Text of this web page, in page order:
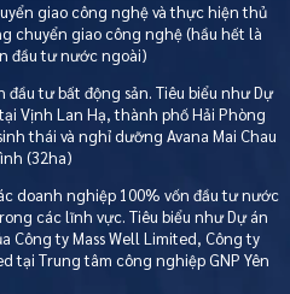
giao công nghệ và thực hiện thủ
chuyển giao công nghệ (hầu hết là
đầu tư nước ngoài)
đầu tư bất động sản. Tiêu biểu như Dự
Vịnh Lan Hạ, thành phố Hải Phòng
thái và nghỉ dưỡng Avana Mai Chau
(32ha)
doanh nghiệp 100% vốn đầu tư nước
các lĩnh vực. Tiêu biểu như Dự án
Công ty Mass Well Limited, Công ty
tại Trung tâm công nghiệp GNP Yên